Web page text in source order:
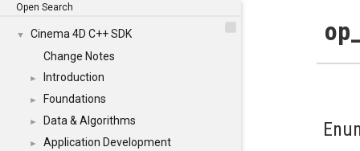
Open Search
▼
Cinema 4D C++ SDK
Change Notes
► Introduction
► Foundations
► Data & Algorithms
► Application Development